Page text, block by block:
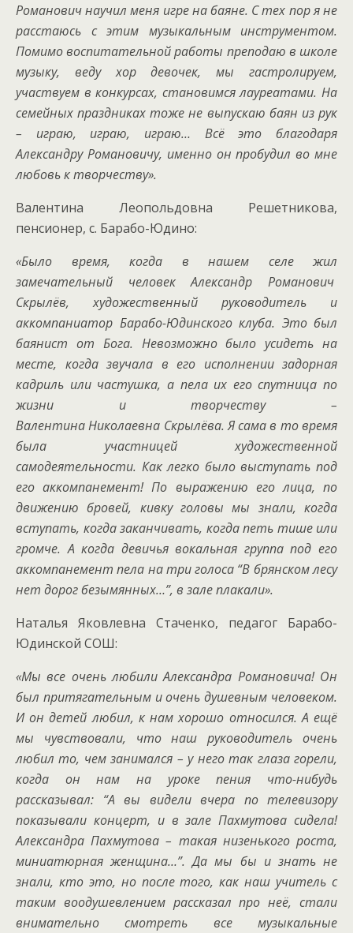
Романович научил меня игре на баяне. С тех пор я не
расстаюсь с этим музыкальным инструментом.
Помимо воспитательной работы преподаю в школе
музыку, веду хор девочек, мы гастролируем,
участвуем в конкурсах, становимся лауреатами. На
семейных праздниках тоже не выпускаю баян из рук
– играю, играю, играю… Всё это благодаря
Александру Романовичу, именно он пробудил во мне
любовь к творчеству».
Валентина Леопольдовна Решетникова,
пенсионер, с. Барабо-Юдино:
«Было время, когда в нашем селе жил
замечательный человек Александр Романович
Скрылёв, художественный руководитель и
аккомпаниатор Барабо-Юдинского клуба. Это был
баянист от Бога. Невозможно было усидеть на
месте, когда звучала в его исполнении задорная
кадриль или частушка, а пела их его спутница по
жизни и творчеству –
Валентина Николаевна Скрылёва. Я сама в то время
была участницей художественной
самодеятельности. Как легко было выступать под
его аккомпанемент! По выражению его лица, по
движению бровей, кивку головы мы знали, когда
вступать, когда заканчивать, когда петь тише или
громче. А когда девичья вокальная группа под его
аккомпанемент пела на три голоса “В брянском лесу
нет дорог безымянных…”, в зале плакали».
Наталья Яковлевна Стаченко, педагог Барабо-
Юдинской СОШ:
«Мы все очень любили Александра Романовича! Он
был притягательным и очень душевным человеком.
И он детей любил, к нам хорошо относился. А ещё
мы чувствовали, что наш руководитель очень
любил то, чем занимался – у него так глаза горели,
когда он нам на уроке пения что-нибудь
рассказывал: “А вы видели вчера по телевизору
показывали концерт, и в зале Пахмутова сидела!
Александра Пахмутова – такая низенького роста,
миниатюрная женщина…”. Да мы бы и знать не
знали, кто это, но после того, как наш учитель с
таким воодушевлением рассказал про неё, стали
внимательно смотреть все музыкальные